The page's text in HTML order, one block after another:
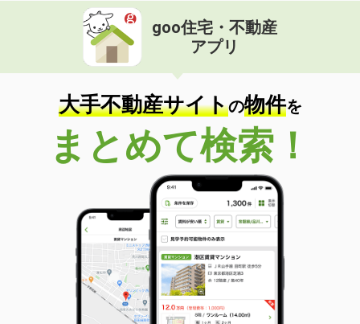
goo住宅・不動産
アプリ
大手不動産サイトの物件を
まとめて検索！